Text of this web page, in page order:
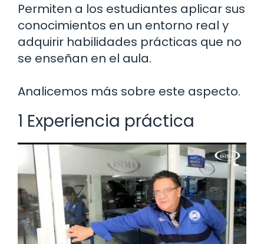
Permiten a los estudiantes aplicar sus
conocimientos en un entorno real y
adquirir habilidades prácticas que no
se enseñan en el aula.
Analicemos más sobre este aspecto.
1 Experiencia práctica